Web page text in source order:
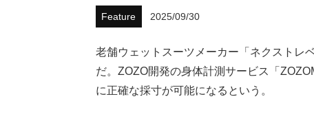
Feature 2025/09/30
老舗ウェットスーツメーカー「ネクストレ
だ。ZOZO開発の身体計測サービス「
に正確な採寸が可能になるという。